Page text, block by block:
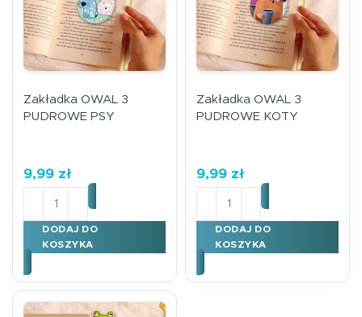
Zakładka OWAL 3
PUDROWE PSY
9,99 zł
ilość Zakładka OWAL 3 PUDROWE PSY
DODAJ DO
KOSZYKA
Zakładka OWAL 3
PUDROWE KOTY
9,99 zł
ilość Zakładka OWAL 3
DODAJ DO
KOSZYKA